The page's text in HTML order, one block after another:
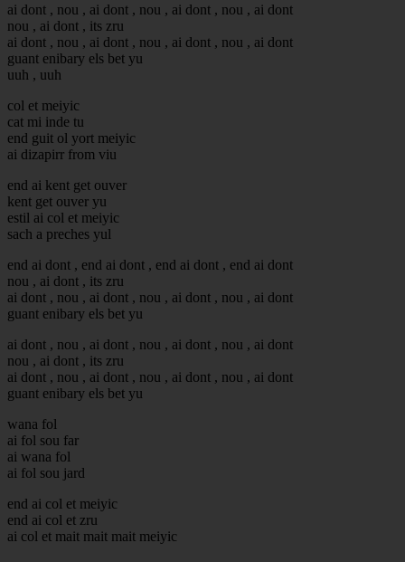
ai dont , nou , ai dont , nou , ai dont , nou , ai dont
nou , ai dont , its zru
ai dont , nou , ai dont , nou , ai dont , nou , ai dont
guant enibary els bet yu
uuh , uuh
col et meiyic
cat mi inde tu
end guit ol yort meiyic
ai dizapirr from viu
end ai kent get ouver
kent get ouver yu
estil ai col et meiyic
sach a preches yul
end ai dont , end ai dont , end ai dont , end ai dont
nou , ai dont , its zru
ai dont , nou , ai dont , nou , ai dont , nou , ai dont
guant enibary els bet yu
ai dont , nou , ai dont , nou , ai dont , nou , ai dont
nou , ai dont , its zru
ai dont , nou , ai dont , nou , ai dont , nou , ai dont
guant enibary els bet yu
wana fol
ai fol sou far
ai wana fol
ai fol sou jard
end ai col et meiyic
end ai col et zru
ai col et mait mait mait meiyic